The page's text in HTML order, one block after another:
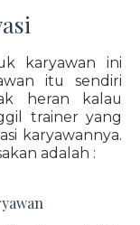
karyawan ini
itu sendiri
heran kalau
trainer yang
karyawannya.
adalah :